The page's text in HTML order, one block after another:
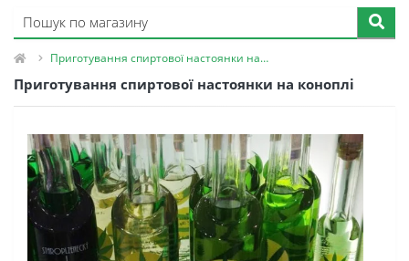
Приготування спиртової настоянки на коноплi
Приготування спиртової настоянки на коноплi